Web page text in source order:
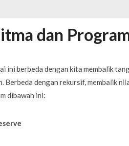
Spesial Promo Toyota Nasmoco:
Mengapa Pendapatan AdSense
Desain Banner Toko Alat Listrik
Daftar Aplikasi Saham Resmi
dan
ini berbeda dengan kita membalik
Berbeda dengan rekursif, membalik
dibawah ini: